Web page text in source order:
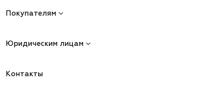
Покупателям
Юридическим лицам
Контакты